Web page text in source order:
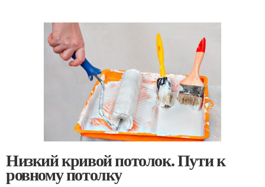
Низкий кривой потолок. Пути к
ровному потолку